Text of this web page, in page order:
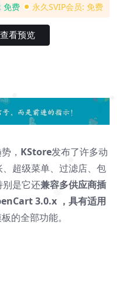
❅
❅
❅
❅
❅
免费 永久SVIP会员: 免费
查看预览
， KStore发布了许多动
超级菜单、过滤店、包
是它还兼容多供应商插
3.0.x ，具有适用
的全部功能。